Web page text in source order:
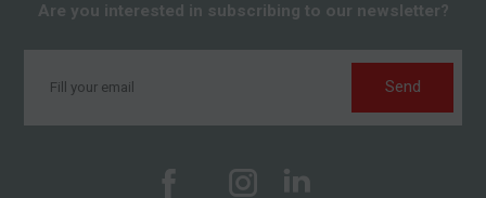
Are you interested in subscribing to our newsletter?
Send